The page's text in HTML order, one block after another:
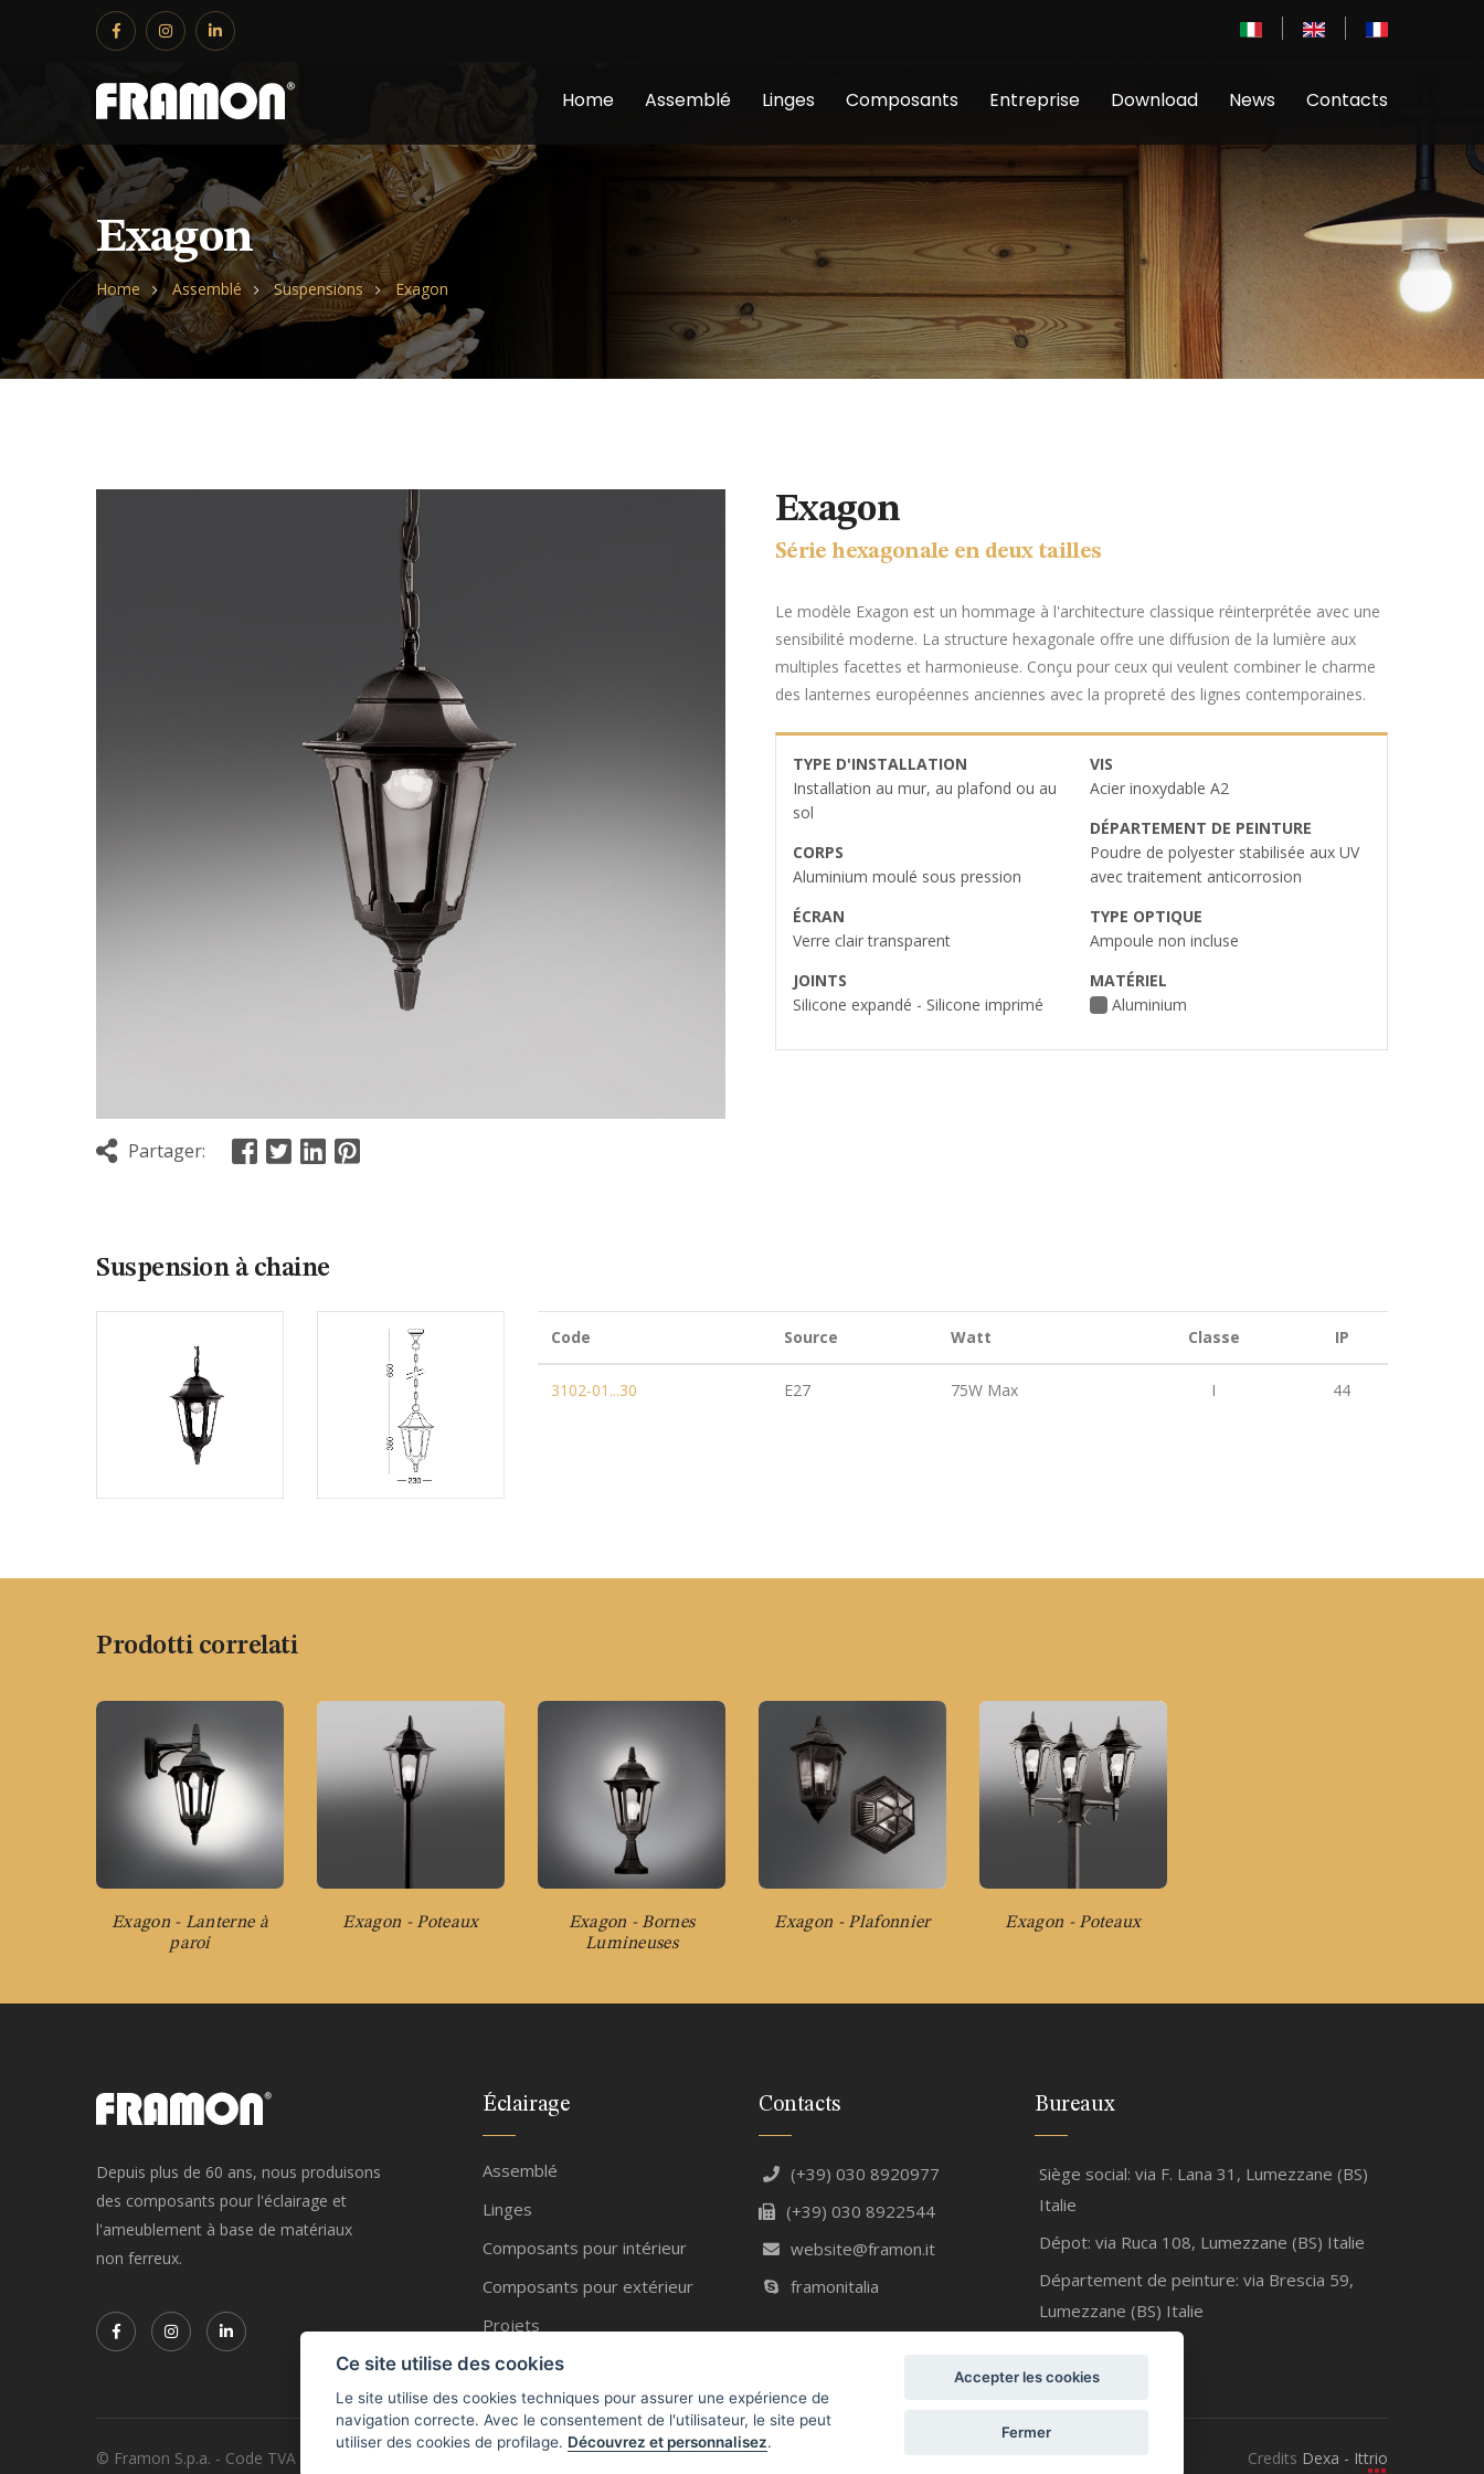
Home Assemblé Linges Composants Entreprise Download News Contacts
Exagon
Home Assemblé Suspensions Exagon
Partager:
Exagon
Série hexagonale en deux tailles
Le modèle Exagon est un hommage à l'architecture classique réinterprétée avec une
sensibilité moderne. La structure hexagonale offre une diffusion de la lumière aux
multiples facettes et harmonieuse. Conçu pour ceux qui veulent combiner le charme
des lanternes européennes anciennes avec la propreté des lignes contemporaines.
TYPE D'INSTALLATION
Installation au mur, au plafond ou au
sol
CORPS
Aluminium moulé sous pression
ÉCRAN
Verre clair transparent
JOINTS
Silicone expandé - Silicone imprimé
VIS
Acier inoxydable A2
DÉPARTEMENT DE PEINTURE
Poudre de polyester stabilisée aux UV
avec traitement anticorrosion
TYPE OPTIQUE
Ampoule non incluse
MATÉRIEL
Aluminium
Suspension à chaine
Code Source Watt Classe IP
3102-01...30 E27 75W Max I 44
Prodotti correlati
Exagon - Lanterne à
paroi
Exagon - Poteaux
Exagon - Bornes
Lumineuses
Exagon - Plafonnier Exagon - Poteaux
Depuis plus de 60 ans, nous produisons
des composants pour l'éclairage et
l'ameublement à base de matériaux
non ferreux.
Éclairage
Assemblé
Linges
Composants pour intérieur
Composants pour extérieur
Projets
Contacts
(+39) 030 8920977
(+39) 030 8922544
website@framon.it
framonitalia
Bureaux
Siège social: via F. Lana 31, Lumezzane (BS)
Italie
Dépot: via Ruca 108, Lumezzane (BS) Italie
Département de peinture: via Brescia 59,
Lumezzane (BS) Italie
© Framon S.p.a. - Code TVA 00551190986 - Privacy et Cookies - Définir les cookies-Whistleblowing Credits Dexa - Ittrio
Ce site utilise des cookies
Le site utilise des cookies techniques pour assurer une expérience de
navigation correcte. Avec le consentement de l'utilisateur, le site peut
utiliser des cookies de profilage. Découvrez et personnalisez.
Accepter les cookies
Fermer